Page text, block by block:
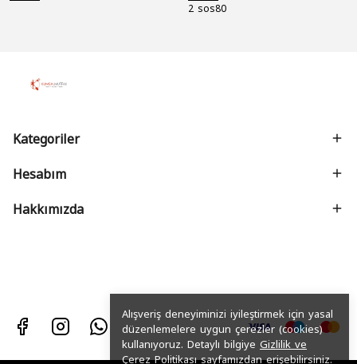
Alışveriş deneyiminizi iyileştirmek için yasal
düzenlemelere uygun çerezler (cookies)
kullanıyoruz. Detaylı bilgiye Gizlilik ve
Çerez Politikasısayfamızdan erişebilirsiniz.
2 sos80
Kategoriler
Hesabım
Hakkımızda